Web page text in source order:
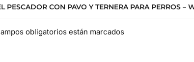
CON PAVO Y TERNERA PARA PERROS –
obligatorios están marcados